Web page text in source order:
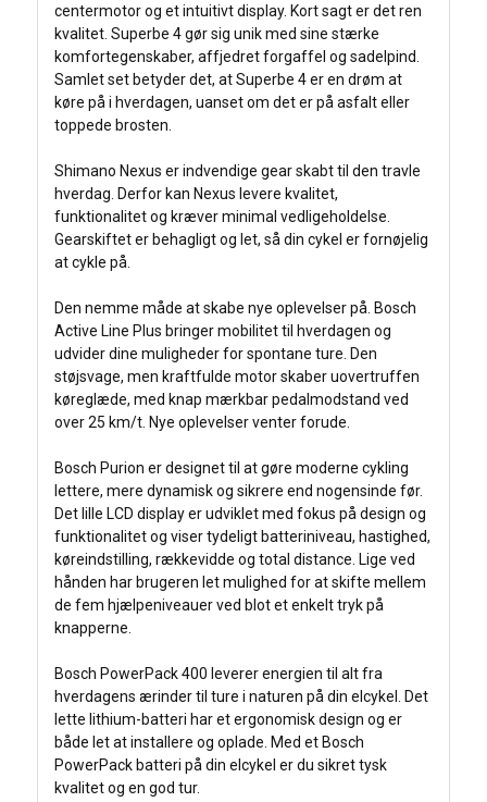
centermotor og et intuitivt display. Kort sagt er det ren
kvalitet. Superbe 4 gør sig unik med sine stærke
komfortegenskaber, affjedret forgaffel og sadelpind.
Samlet set betyder det, at Superbe 4 er en drøm at
køre på i hverdagen, uanset om det er på asfalt eller
toppede brosten.
Shimano Nexus er indvendige gear skabt til den travle
hverdag. Derfor kan Nexus levere kvalitet,
funktionalitet og kræver minimal vedligeholdelse.
Gearskiftet er behagligt og let, så din cykel er fornøjelig
at cykle på.
Den nemme måde at skabe nye oplevelser på. Bosch
Active Line Plus bringer mobilitet til hverdagen og
udvider dine muligheder for spontane ture. Den
støjsvage, men kraftfulde motor skaber uovertruffen
køreglæde, med knap mærkbar pedalmodstand ved
over 25 km/t. Nye oplevelser venter forude.
Bosch Purion er designet til at gøre moderne cykling
lettere, mere dynamisk og sikrere end nogensinde før.
Det lille LCD display er udviklet med fokus på design og
funktionalitet og viser tydeligt batteriniveau, hastighed,
køreindstilling, rækkevidde og total distance. Lige ved
hånden har brugeren let mulighed for at skifte mellem
de fem hjælpeniveauer ved blot et enkelt tryk på
knapperne.
Bosch PowerPack 400 leverer energien til alt fra
hverdagens ærinder til ture i naturen på din elcykel. Det
lette lithium-batteri har et ergonomisk design og er
både let at installere og oplade. Med et Bosch
PowerPack batteri på din elcykel er du sikret tysk
kvalitet og en god tur.